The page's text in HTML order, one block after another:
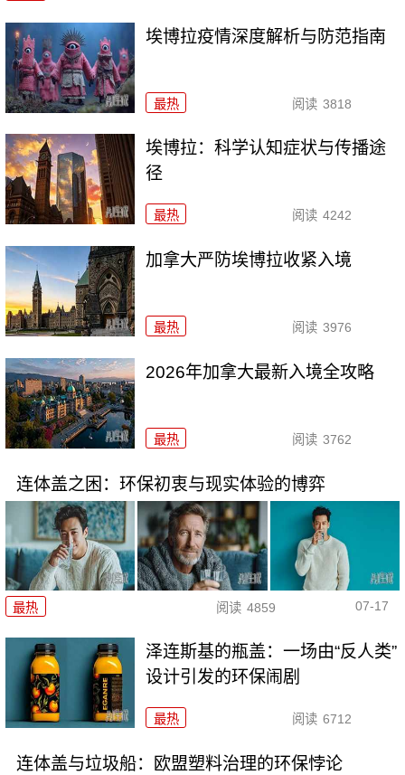
埃博拉疫情深度解析与防范指南
最热 阅读 3818
埃博拉：科学认知症状与传播途
径
最热 阅读 4242
加拿大严防埃博拉收紧入境
最热 阅读 3976
2026年加拿大最新入境全攻略
最热 阅读 3762
连体盖之困：环保初衷与现实体验的博弈
最热 阅读 4859 07-17
泽连斯基的瓶盖：一场由“反人类”
设计引发的环保闹剧
最热 阅读 6712
连体盖与垃圾船：欧盟塑料治理的环保悖论